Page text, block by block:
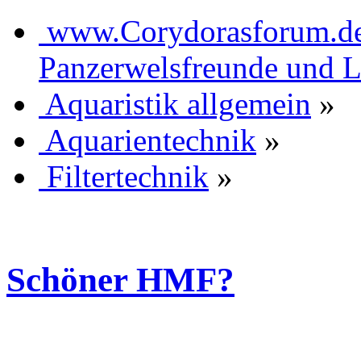
Panzerwelsfreunde und
Aquaristik allgemein »
Aquarientechnik »
Filtertechnik »
Schöner HMF?